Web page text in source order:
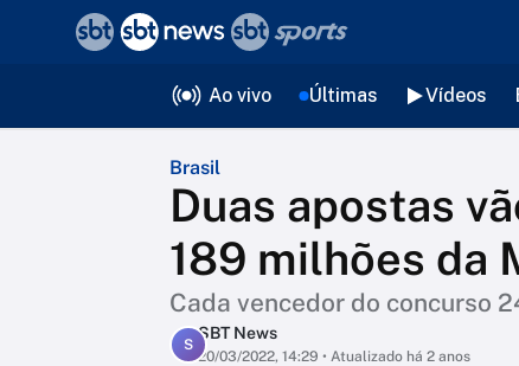
Ao vivo Últimas Vídeos
Brasil
Duas apostas
189 milhões da
Cada vencedor do concurso
S
SBT News
20/03/2022, 14:29 • Atualizado há 2 anos
voltar
Editorias